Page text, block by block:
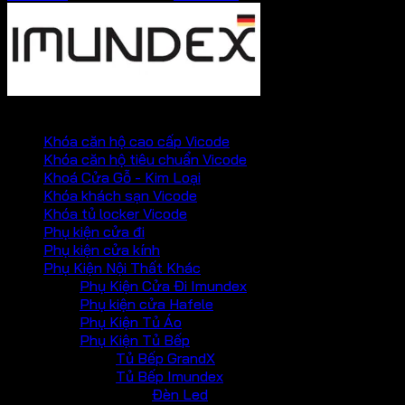
Khóa căn hộ cao cấp Vicode
Khóa căn hộ tiêu chuẩn Vicode
Khoá Cửa Gỗ - Kim Loại
Khóa khách sạn Vicode
Khóa tủ locker Vicode
Phụ kiện cửa đi
Phụ kiện cửa kính
Phụ Kiện Nội Thất Khác
Phụ Kiện Cửa Đi Imundex
Phụ kiện cửa Hafele
Phụ Kiện Tủ Áo
Phụ Kiện Tủ Bếp
Tủ Bếp GrandX
Tủ Bếp Imundex
Đèn Led